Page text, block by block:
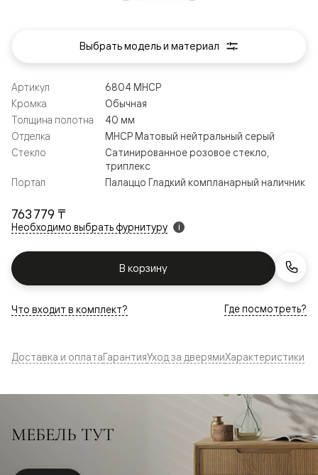
763 779 ₸
Необходимо выбрать фурнитуру i
В корзину
Артикул
6804 МНСР
Кромка
Обычная
Толщина полотна
40 мм
Отделка
МНСР Матовый нейтральный серый
Стекло
Сатинированное розовое стекло,
триплекс
Портал
Палаццо Гладкий компланарный наличник
Что входит в комплект? Где посмотреть?
Выбрать модель и материал
Доставка и оплатаГарантияУход за дверямиХарактеристики
МЕБЕЛЬ ТУТ